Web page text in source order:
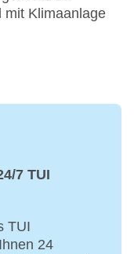
mit Klimaanlage
7 TUI
TUI
24